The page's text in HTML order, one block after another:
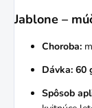
Jablone –
Choroba:
Dávka: 60
Spôsob